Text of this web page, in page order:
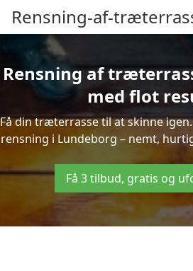
Rensning-af-
Rensning af
med flot
Få din træterrasse til at skinne
rensning i Lundeborg – nemt,
Få 3 tilbud, gratis og